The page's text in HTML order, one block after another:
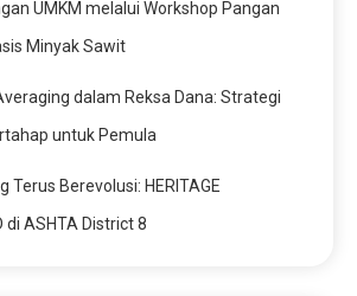
UMKM melalui Workshop Pangan
Minyak Sawit
dalam Reksa Dana: Strategi
untuk Pemula
Terus Berevolusi: HERITAGE
di ASHTA District 8